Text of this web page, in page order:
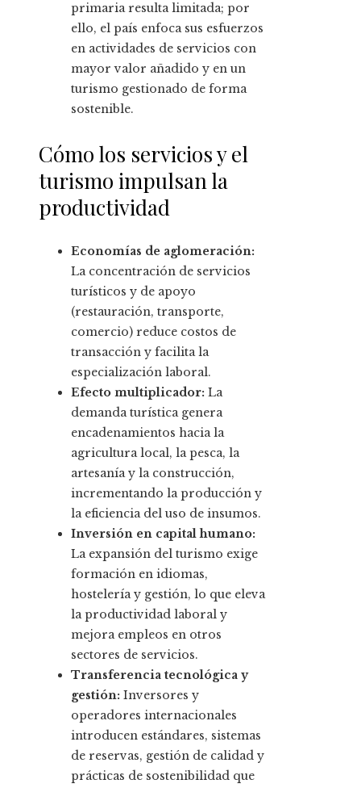
primaria resulta limitada; por
ello, el país enfoca sus esfuerzos
en actividades de servicios con
mayor valor añadido y en un
turismo gestionado de forma
sostenible.
Cómo los servicios y el
turismo impulsan la
productividad
Economías de aglomeración:
La concentración de servicios
turísticos y de apoyo
(restauración, transporte,
comercio) reduce costos de
transacción y facilita la
especialización laboral.
Efecto multiplicador: La
demanda turística genera
encadenamientos hacia la
agricultura local, la pesca, la
artesanía y la construcción,
incrementando la producción y
la eficiencia del uso de insumos.
Inversión en capital humano:
La expansión del turismo exige
formación en idiomas,
hostelería y gestión, lo que eleva
la productividad laboral y
mejora empleos en otros
sectores de servicios.
Transferencia tecnológica y
gestión: Inversores y
operadores internacionales
introducen estándares, sistemas
de reservas, gestión de calidad y
prácticas de sostenibilidad que